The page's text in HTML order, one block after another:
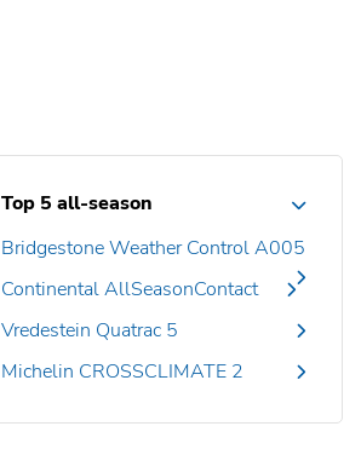
Top 5 all-season
Bridgestone Weather Control A005
Continental AllSeasonContact
Vredestein Quatrac 5
Michelin CROSSCLIMATE 2